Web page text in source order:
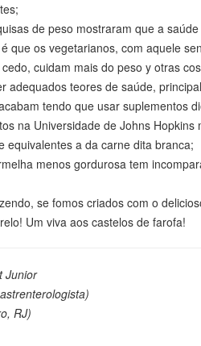
de peso mostraram que a
que os vegetarianos, com aquele
cuidam mais do peso y otras
adequados teores de saúde,
tendo que usar suplementos
na Universidade de Johns
equivalentes a da carne dita branca;
menos gordurosa tem
se fomos criados com o
Um viva aos castelos de farofa!
Junior
RJ)